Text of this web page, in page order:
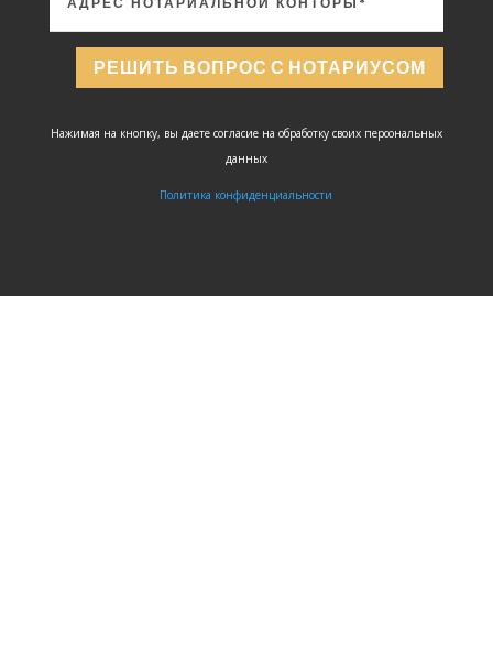
РЕШИТЬ ВОПРОС С НОТАРИУСОМ
Нажимая на кнопку, вы даете согласие на обработку своих персональных
данных
Политика конфиденциальности